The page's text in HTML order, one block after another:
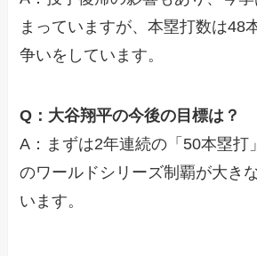
まっていますが、本塁打数は48
争いをしています。
Q：大谷翔平の今後の目標は？
A：まずは2年連続の「50本塁打
のワールドシリーズ制覇が大き
います。